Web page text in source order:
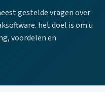
gestelde vragen over
het doel is om u
voordelen en